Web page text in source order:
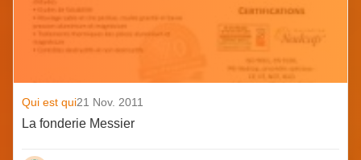
Qui est qui21 Nov. 2011
La fonderie Messier